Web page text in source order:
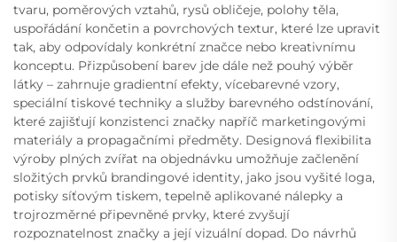
tvaru, poměrových vztahů, rysů obličeje, polohy těla,
uspořádání končetin a povrchových textur, které lze upravit
tak, aby odpovídaly konkrétní značce nebo kreativnímu
konceptu. Přizpůsobení barev jde dále než pouhý výběr
látky – zahrnuje gradientní efekty, vícebarevné vzory,
speciální tiskové techniky a služby barevného odstínování,
které zajišťují konzistenci značky napříč marketingovými
materiály a propagačními předměty. Designová flexibilita
výroby plných zvířat na objednávku umožňuje začlenění
složitých prvků brandingové identity, jako jsou vyšité loga,
potisky síťovým tiskem, tepelně aplikované nálepky a
trojrozměrné připevněné prvky, které zvyšují
rozpoznatelnost značky a její vizuální dopad. Do návrhů